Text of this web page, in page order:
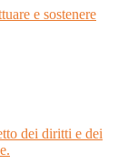
e sostenere
dei diritti e dei